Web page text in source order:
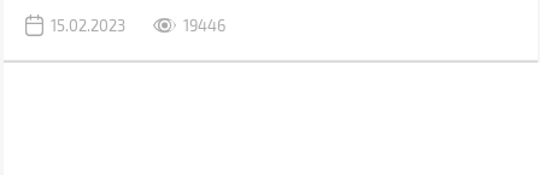
котором расшифровали значение параметров, и дали
Воспользовавшись нашим руководством, вы сможете выбрать
15.02.2023 19446